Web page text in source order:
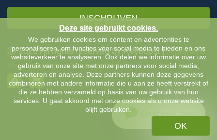
INSCHRIJVEN
Ⓒ 2026 All rights reserved by Keyboost |Algemene
Voorwaarden-Privacybeleid
Chat met ons
Deze site gebruikt cookies.
We gebruiken cookies om content en advertenties te
personaliseren, om functies voor social media te bieden en ons
websiteverkeer te analyseren. Ook delen we informatie over uw
gebruik van onze site met onze partners voor social media,
adverteren en analyse. Deze partners kunnen deze gegevens
combineren met andere informatie die u aan ze heeft verstrekt of
die ze hebben verzameld op basis van uw gebruik van hun
services. U gaat akkoord met onze cookies als u onze website
blijft gebruiken.
OK